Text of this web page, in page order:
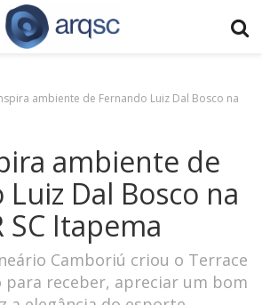
ambiente de Fernando Luiz Dal Bosco na
ambiente de
Dal Bosco na
SC Itapema
Camboriú criou o Terrace
para receber, apreciar um bom